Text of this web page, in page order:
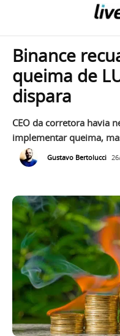
Binance
queima de
dispara
CEO da corretora havia
implementar queima,
Gustavo Bertolucci